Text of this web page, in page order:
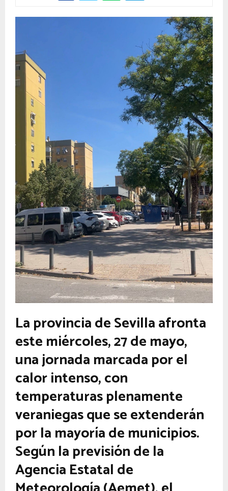
La provincia de Sevilla afronta
este miércoles, 27 de mayo,
una jornada marcada por el
calor intenso, con
temperaturas plenamente
veraniegas que se extenderán
por la mayoría de municipios.
Según la previsión de la
Agencia Estatal de